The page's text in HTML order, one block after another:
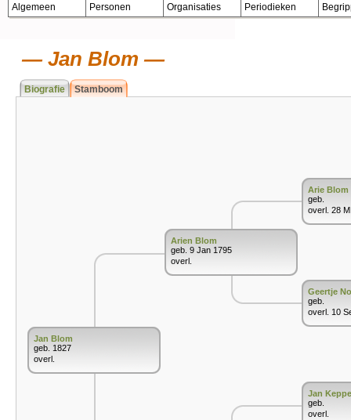
Algemeen Personen Organisaties Periodieken
Jan Blom
Biografie Stamboom
Jan Blom
geb. 1827
overl.
Arien Blom
geb. 9 Jan 1795
overl.
Arie Blom
geb.
overl. 28
Geertje
geb.
overl. 10
Jan
geb.
overl.